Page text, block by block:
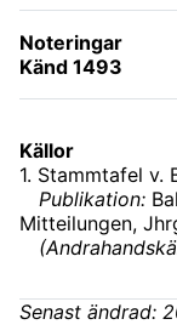
Noteringar
Känd 1493
Källor
1. Stammtafel v.
Publikation:
Mitteilungen,
(
Senast ändrad: